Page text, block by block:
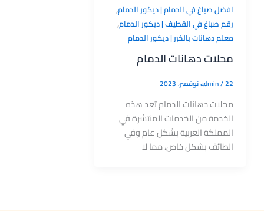
افضل صباغ في الدمام | ديكور الدمام,
رقم صباغ في القطيف | ديكور الدمام,
معلم دهانات بالخبر | ديكور الدمام
محلات دهانات الدمام
admin/22 نوفمبر، 2023
محلات دهانات الدمام تعد هذه
الخدمة من الخدمات المنتشرة في
المملكة العربية بشكل عام وفي
الطائف بشكل خاص، مما لا